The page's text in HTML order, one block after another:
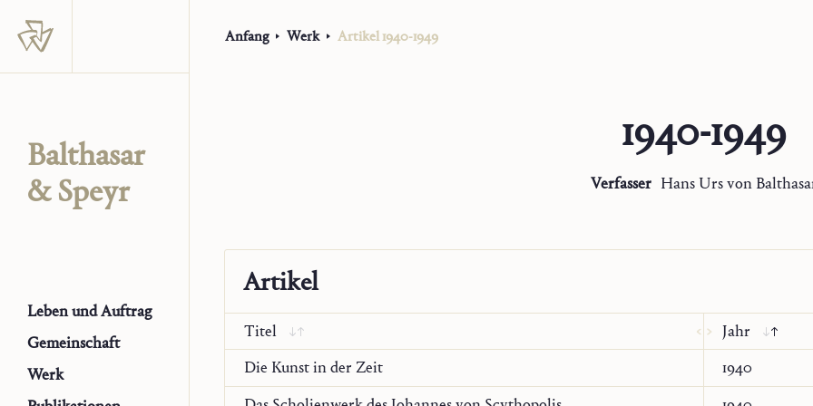
Balthasar
& Speyr
Leben und Auftrag
Gemeinschaft
Werk
Anfang Werk Artikel 1940-1949
1940-1949
Verfasser Hans Urs von
Artikel
Titel
Jahr
Die Kunst in der Zeit
1940